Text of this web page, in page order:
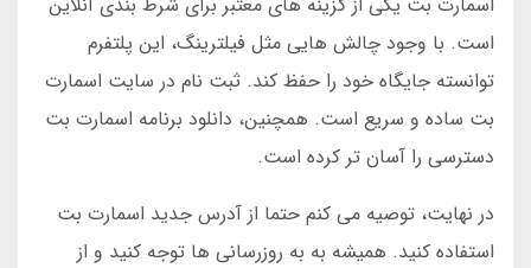
است. با وجود چالش هایی مثل فیلترینگ، این پلتفرم
توانسته جایگاه خود را حفظ کند. ثبت نام در سایت اسمارت
بت ساده و سریع است. همچنین، دانلود برنامه اسمارت بت
دسترسی را آسان تر کرده است.
در نهایت، توصیه می کنم حتما از آدرس جدید اسمارت بت
استفاده کنید. همیشه به به روزرسانی ها توجه کنید و از